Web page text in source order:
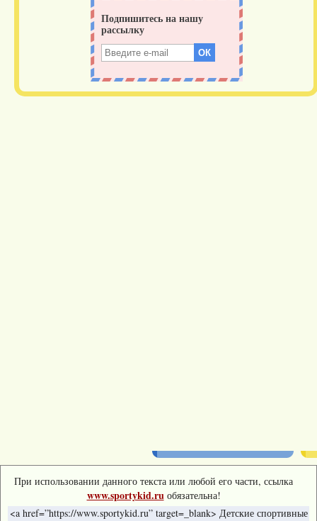
При использовании данного текста или любой его части, ссылка
www.sportykid.ruобязательна!
<a href=”https://www.sportykid.ru” target=_blank> Детские спортивные